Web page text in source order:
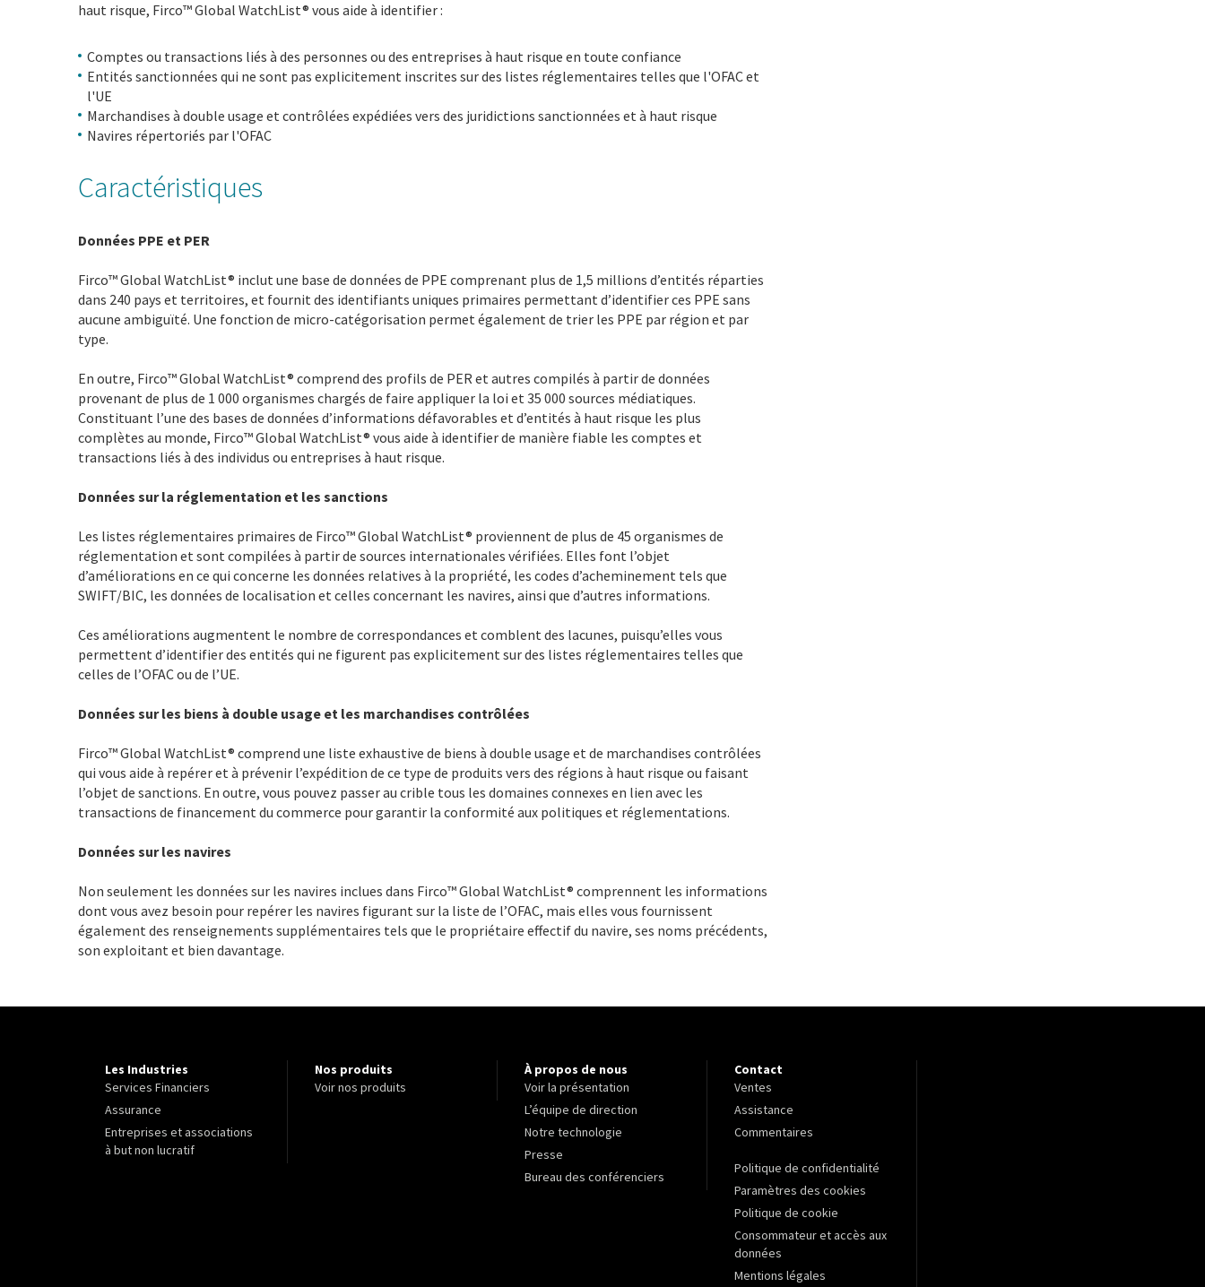
haut risque, Firco™ Global WatchList® vous aide à identifier :
Comptes ou transactions liés à des personnes ou des entreprises à haut risque en toute confiance
Entités sanctionnées qui ne sont pas explicitement inscrites sur des listes réglementaires telles que l'OFAC et
l'UE
Marchandises à double usage et contrôlées expédiées vers des juridictions sanctionnées et à haut risque
Navires répertoriés par l'OFAC
Caractéristiques
Données PPE et PER
Firco™ Global WatchList® inclut une base de données de PPE comprenant plus de 1,5 millions d’entités réparties
dans 240 pays et territoires, et fournit des identifiants uniques primaires permettant d’identifier ces PPE sans
aucune ambiguïté. Une fonction de micro-catégorisation permet également de trier les PPE par région et par
type.
En outre, Firco™ Global WatchList® comprend des profils de PER et autres compilés à partir de données
provenant de plus de 1 000 organismes chargés de faire appliquer la loi et 35 000 sources médiatiques.
Constituant l’une des bases de données d’informations défavorables et d’entités à haut risque les plus
complètes au monde, Firco™ Global WatchList® vous aide à identifier de manière fiable les comptes et
transactions liés à des individus ou entreprises à haut risque.
Données sur la réglementation et les sanctions
Les listes réglementaires primaires de Firco™ Global WatchList® proviennent de plus de 45 organismes de
réglementation et sont compilées à partir de sources internationales vérifiées. Elles font l’objet
d’améliorations en ce qui concerne les données relatives à la propriété, les codes d’acheminement tels que
SWIFT/BIC, les données de localisation et celles concernant les navires, ainsi que d’autres informations.
Ces améliorations augmentent le nombre de correspondances et comblent des lacunes, puisqu’elles vous
permettent d’identifier des entités qui ne figurent pas explicitement sur des listes réglementaires telles que
celles de l’OFAC ou de l’UE.
Données sur les biens à double usage et les marchandises contrôlées
Firco™ Global WatchList® comprend une liste exhaustive de biens à double usage et de marchandises contrôlées
qui vous aide à repérer et à prévenir l’expédition de ce type de produits vers des régions à haut risque ou faisant
l’objet de sanctions. En outre, vous pouvez passer au crible tous les domaines connexes en lien avec les
transactions de financement du commerce pour garantir la conformité aux politiques et réglementations.
Données sur les navires
Non seulement les données sur les navires inclues dans Firco™ Global WatchList® comprennent les informations
dont vous avez besoin pour repérer les navires figurant sur la liste de l’OFAC, mais elles vous fournissent
également des renseignements supplémentaires tels que le propriétaire effectif du navire, ses noms précédents,
son exploitant et bien davantage.
Les Industries
Services Financiers
Assurance
Entreprises et associations
à but non lucratif
Nos produits
Voir nos produits
À propos de nous
Voir la présentation
L’équipe de direction
Notre technologie
Presse
Bureau des conférenciers
Contact
Ventes
Assistance
Commentaires
Politique de confidentialité
Paramètres des cookies
Politique de cookie
Consommateur et accès aux
données
Mentions légales